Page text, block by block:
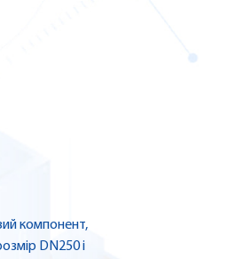
компонент,
DN250 і